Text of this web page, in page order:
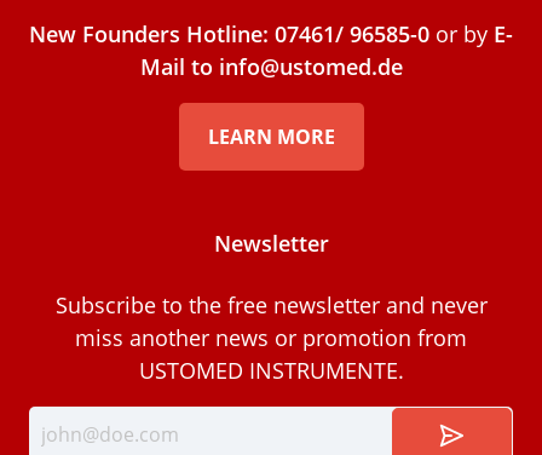
New Founders Hotline: 07461/ 96585-0 or by E-
Mail to info@ustomed.de
LEARN MORE
Newsletter
Subscribe to the free newsletter and never
miss another news or promotion from
USTOMED INSTRUMENTE.